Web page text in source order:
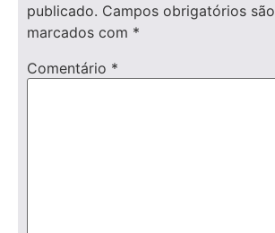
publicado. Campos obrigatórios são
marcados com *
Comentário *